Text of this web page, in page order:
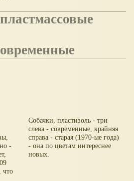
-
что
Собачки, пластизоль - три
слева - современные, крайняя
справа - старая (1970-ые года)
- она по цветам интереснее
новых.